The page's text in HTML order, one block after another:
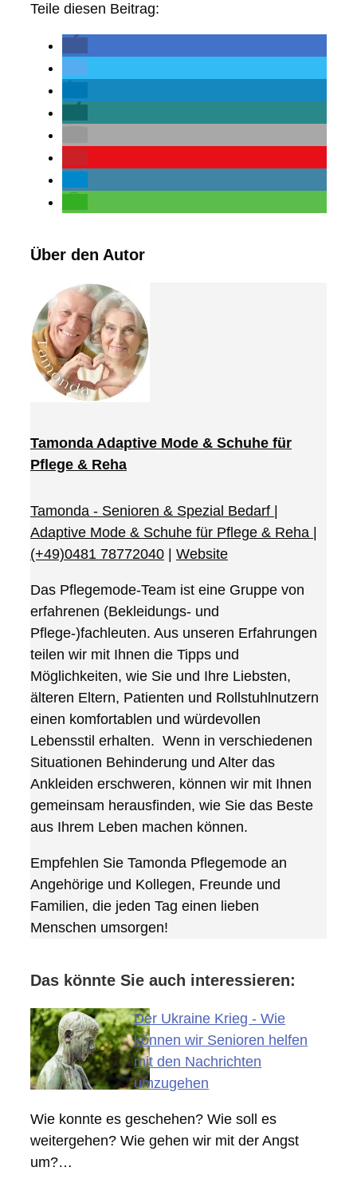
Teile diesen Beitrag:
Über den Autor
Tamonda Adaptive Mode & Schuhe für
Pflege & Reha
Tamonda - Senioren & Spezial Bedarf |
Adaptive Mode & Schuhe für Pflege & Reha |
(+49)0481 78772040 | Website
Das Pflegemode-Team ist eine Gruppe von
erfahrenen (Bekleidungs- und
Pflege-)fachleuten. Aus unseren Erfahrungen
teilen wir mit Ihnen die Tipps und
Möglichkeiten, wie Sie und Ihre Liebsten,
älteren Eltern, Patienten und Rollstuhlnutzern
einen komfortablen und würdevollen
Lebensstil erhalten. Wenn in verschiedenen
Situationen Behinderung und Alter das
Ankleiden erschweren, können wir mit Ihnen
gemeinsam herausfinden, wie Sie das Beste
aus Ihrem Leben machen können.
Empfehlen Sie Tamonda Pflegemode an
Angehörige und Kollegen, Freunde und
Familien, die jeden Tag einen lieben
Menschen umsorgen!
Das könnte Sie auch interessieren:
Der Ukraine Krieg - Wie
können wir Senioren helfen
mit den Nachrichten
umzugehen
Wie konnte es geschehen? Wie soll es
weitergehen? Wie gehen wir mit der Angst
um?…